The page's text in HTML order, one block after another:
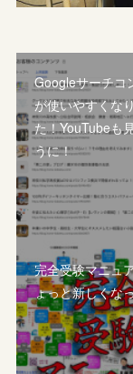
Googleサーチコ
が使いやすくな
た！YouTubeも
うに！
完全受験マニュ
ょっと新しくな